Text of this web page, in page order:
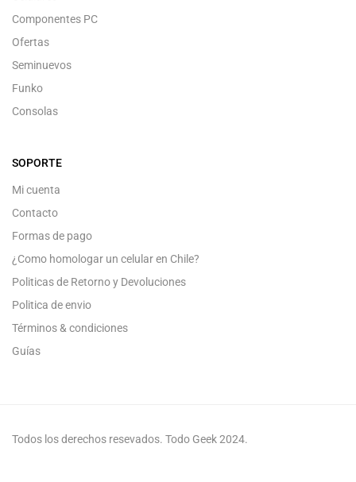
Componentes PC
Ofertas
Seminuevos
Funko
Consolas
SOPORTE
Mi cuenta
Contacto
Formas de pago
¿Como homologar un celular en Chile?
Politicas de Retorno y Devoluciones
Politica de envio
Términos & condiciones
Guías
Todos los derechos resevados. Todo Geek 2024.